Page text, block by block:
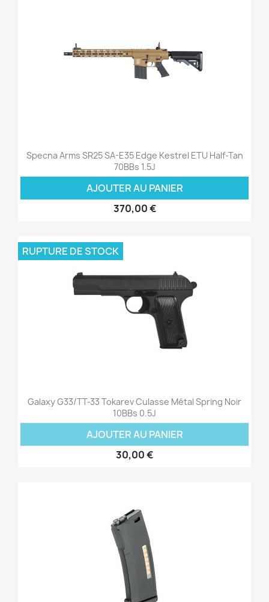
Specna Arms SR25 SA-E35 Edge Kestrel ETU Half-Tan
70BBs 1.5J
AJOUTER AU PANIER
370,00 €
Galaxy G33/TT-33 Tokarev Culasse Métal Spring Noir
10BBs 0.5J
AJOUTER AU PANIER
30,00 €
RUPTURE DE STOCK